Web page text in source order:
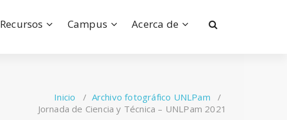
Recursos Campus Acerca de
Inicio / Archivo fotográfico UNLPam /
Jornada de Ciencia y Técnica – UNLPam 2021